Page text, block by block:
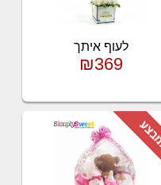
לעוף איתך
₪369